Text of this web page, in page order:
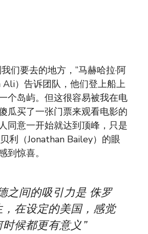
们要去的地方，”马赫哈拉·阿
）告诉团队，他们登上船上
个岛屿。但这很容易被我在电
瓜买了一张门票来观看电影的
同意一开始就达到顶峰，只是
利（Jonathan Bailey）的眼
到惊喜。
之间的吸引力是 侏罗
，在设定的美国，感觉
候都更有意义”